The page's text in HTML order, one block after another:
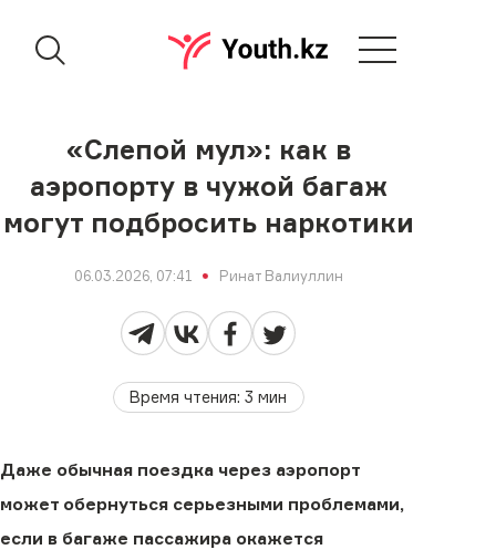
«Слепой мул»: как в
аэропорту в чужой багаж
могут подбросить наркотики
06.03.2026, 07:41 Ринат Валиуллин
Время чтения:3 мин
Даже обычная поездка через аэропорт
может обернуться серьезными проблемами,
если в багаже пассажира окажется